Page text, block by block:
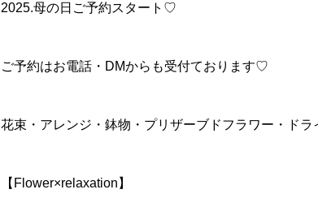
2025.母の日ご予約スタート♡
ご予約はお電話・DMからも受付ております♡
花束・アレンジ・鉢物・プリザーブドフラワー・ドラ
【Flower×relaxation】